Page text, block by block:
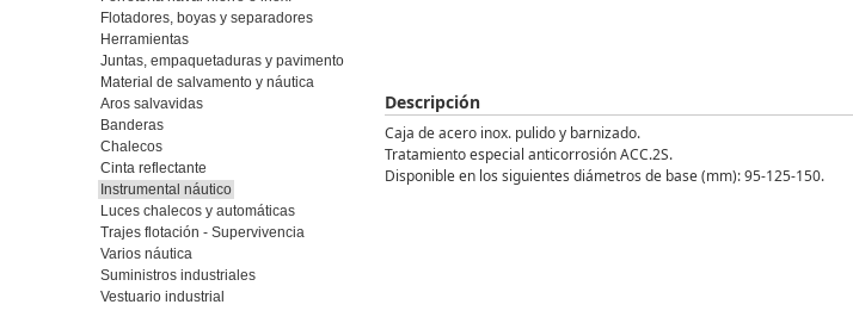
Descripción
Caja de acero inox. pulido y barnizado.
Tratamiento especial anticorrosión ACC.2S.
Disponible en los siguientes diámetros de base (mm): 95-125-150.
Flotadores, boyas y separadores
Herramientas
Juntas, empaquetaduras y pavimento
Material de salvamento y náutica
Aros salvavidas
Banderas
Chalecos
Cinta reflectante
Instrumental náutico
Luces chalecos y automáticas
Trajes flotación - Supervivencia
Varios náutica
Suministros industriales
Vestuario industrial